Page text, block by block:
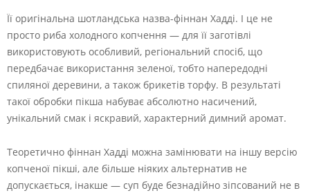
Її оригінальна шотландська назва-фіннан Хадді. І це не
просто риба холодного копчення — для її заготівлі
використовують особливий, регіональний спосіб, що
передбачає використання зеленої, тобто напередодні
спиляної деревини, а також брикетів торфу. В результаті
такої обробки пікша набуває абсолютно насичений,
унікальний смак і яскравий, характерний димний аромат.
Теоретично фіннан Хадді можна замінювати на іншу версію
копченої пікші, але більше ніяких альтернатив не
допускається, інакше — суп буде безнадійно зіпсований не в